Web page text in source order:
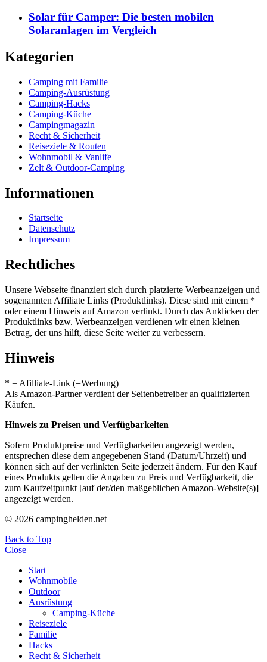
Solar für Camper: Die besten mobilen
Solaranlagen im Vergleich
Kategorien
Camping mit Familie
Camping-Ausrüstung
Camping-Hacks
Camping-Küche
Campingmagazin
Recht & Sicherheit
Reiseziele & Routen
Wohnmobil & Vanlife
Zelt & Outdoor-Camping
Informationen
Startseite
Datenschutz
Impressum
Rechtliches
Unsere Webseite finanziert sich durch platzierte Werbeanzeigen und
sogenannten Affiliate Links (Produktlinks). Diese sind mit einem *
oder einem Hinweis auf Amazon verlinkt. Durch das Anklicken der
Produktlinks bzw. Werbeanzeigen verdienen wir einen kleinen
Betrag, der uns hilft, diese Seite weiter zu verbessern.
Hinweis
* = Afilliate-Link (=Werbung)
Als Amazon-Partner verdient der Seitenbetreiber an qualifizierten
Käufen.
Hinweis zu Preisen und Verfügbarkeiten
Sofern Produktpreise und Verfügbarkeiten angezeigt werden,
entsprechen diese dem angegebenen Stand (Datum/Uhrzeit) und
können sich auf der verlinkten Seite jederzeit ändern. Für den Kauf
eines Produkts gelten die Angaben zu Preis und Verfügbarkeit, die
zum Kaufzeitpunkt [auf der/den maßgeblichen Amazon-Website(s)]
angezeigt werden.
© 2026 campinghelden.net
Back to Top
Close
Start
Wohnmobile
Outdoor
Ausrüstung
Camping-Küche
Reiseziele
Familie
Hacks
Recht & Sicherheit